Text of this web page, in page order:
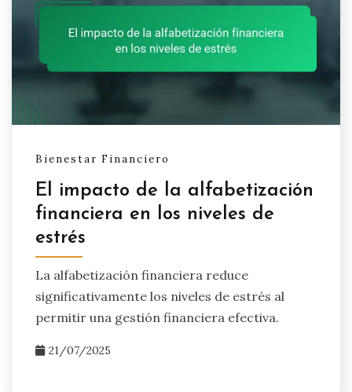
Bienestar Financiero
El impacto de la alfabetización
financiera en los niveles de
estrés
La alfabetización financiera reduce
significativamente los niveles de estrés al
permitir una gestión financiera efectiva.
21/07/2025